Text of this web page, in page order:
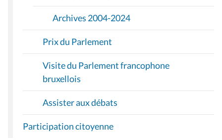
Archives 2004-2024
Prix du Parlement
Visite du Parlement francophone
bruxellois
Assister aux débats
Participation citoyenne